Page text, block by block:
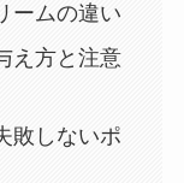
ームの違い
え方と注意
敗しないポ